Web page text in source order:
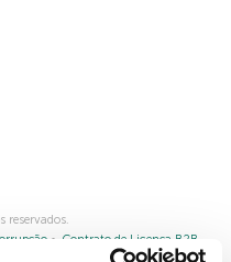
reservados.
Contrato de Licença B2B
Cookies